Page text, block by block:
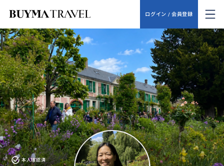
ログイン / 会員登録
本人確認済